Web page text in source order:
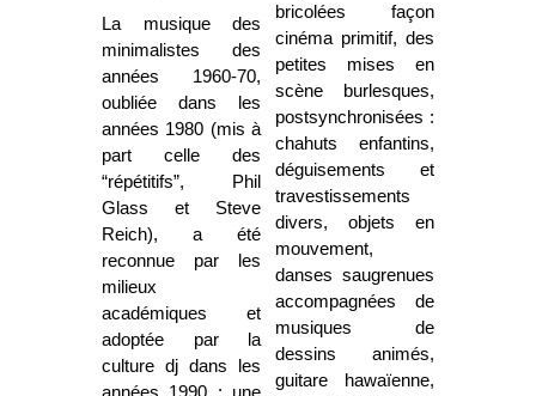
La musique des
minimalistes des
années 1960-70,
oubliée dans les
années 1980 (mis à
part celle des
“répétitifs”, Phil
Glass et Steve
Reich), a été
reconnue par les
milieux
académiques et
adoptée par la
culture dj dans les
années 1990 : une
bricolées façon
cinéma primitif, des
petites mises en
scène burlesques,
postsynchronisées :
chahuts enfantins,
déguisements et
travestissements
divers, objets en
mouvement,
danses saugrenues
accompagnées de
musiques de
dessins animés,
guitare hawaïenne,